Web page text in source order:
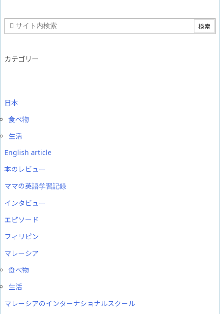
カテゴリー
日本
食べ物
生活
English article
本のレビュー
ママの英語学習記録
インタビュー
エピソード
フィリピン
マレーシア
食べ物
生活
マレーシアのインターナショナルスクール